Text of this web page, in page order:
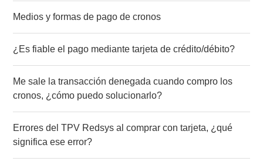
Medios y formas de pago de cronos
¿Es fiable el pago mediante tarjeta de crédito/débito?
Me sale la transacción denegada cuando compro los
cronos, ¿cómo puedo solucionarlo?
Errores del TPV Redsys al comprar con tarjeta, ¿qué
significa ese error?